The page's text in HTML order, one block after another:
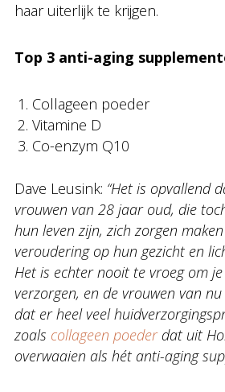
haar uiterlijk te krijgen.
Top 3 anti-aging
Collageen poeder
Vitamine D
Co-enzym Q10
Dave Leusink: “Het is opvallend
vrouwen van 28 jaar oud, die
hun leven zijn, zich zorgen
veroudering op hun gezicht en
Het is echter nooit te vroeg om
verzorgen, en de vrouwen van
dat er heel veel
zoals collageen poederdat uit
overwaaien als hét anti-aging